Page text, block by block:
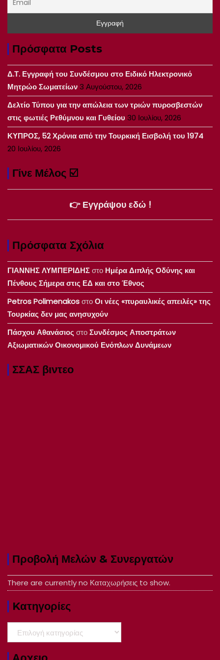
Πρόσφατα Posts
Δ.Τ. Εγγραφή του Συνδέσμου στο Ειδικό Ηλεκτρονικό
Μητρώο Σωματείων3 Αυγούστου, 2026
Δελτίο Τύπου για την απώλεια των τριών πυροσβεστών
στις φωτιές Ρεθύμνου και Γυθείου 30 Ιουλίου, 2026
ΚΥΠΡΟΣ, 52 Χρόνια από την Τουρκική Εισβολή του 1974
20 Ιουλίου, 2026
Γίνε Μέλος ☑️
👉 Εγγράψου εδώ !
Πρόσφατα Σχόλια
ΓΙΑΝΝΗΣ ΛΥΜΠΕΡΙΔΗΣστο Ημέρα Διπλής Οδύνης και
Πένθους Σήμερα στις ΕΔ και στο Έθνος
Petros PolimenakosστοΟι νέες «πυραυλικές απειλές» της
Τουρκίας δεν μας ανησυχούν
Πάσχου Αθανάσιος στοΣυνδέσμος Αποστράτων
Αξιωματικών Οικονομικού Ενόπλων Δυνάμεων
ΣΣΑΣ βιντεο
Προβολή Μελών & Συνεργατών
There are currently no Καταχωρήσεις to show.
Kατηγορίες